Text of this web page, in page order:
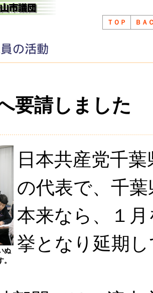
ＴＯＰ ＢＡ
要請しました
ぬ
日本共産党千
の代表で、千
本来なら、１
挙となり延期